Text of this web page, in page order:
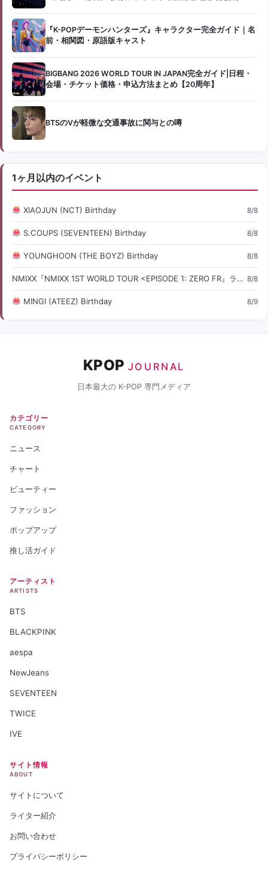
『K-POPデーモンハンターズ』キャラクター完全ガイド｜名
前・相関図・原語版キャスト
BIGBANG 2026 WORLD TOUR IN JAPAN完全ガイド|日程・
会場・チケット価格・申込方法まとめ【20周年】
BTSのVが軽微な交通事故に関与との噂
1ヶ月以内のイベント
XIAOJUN (NCT) Birthday 8/8
S.COUPS (SEVENTEEN) Birthday 8/8
YOUNGHOON (THE BOYZ) Birthday 8/8
NMIXX『NMIXX 1ST WORLD TOUR <EPISODE 1: ZERO FR』ライブ・コンサート情報 8/8
MINGI (ATEEZ) Birthday 8/9
KPOP JOURNAL
日本最大の K-POP 専門メディア
カテゴリー
CATEGORY
ニュース
チャート
ビューティー
ファッション
ポップアップ
推し活ガイド
アーティスト
ARTISTS
BTS
BLACKPINK
aespa
NewJeans
SEVENTEEN
TWICE
IVE
サイト情報
ABOUT
サイトについて
ライター紹介
お問い合わせ
プライバシーポリシー